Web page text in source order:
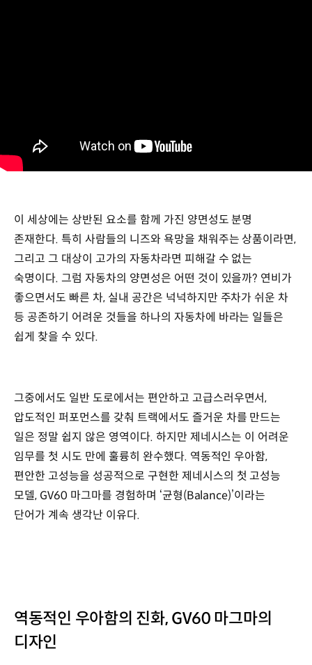
이 세상에는 상반된 요소를 함께 가진 양면성도 분명
존재한다. 특히 사람들의 니즈와 욕망을 채워주는 상품이라면,
그리고 그 대상이 고가의 자동차라면 피해갈 수 없는
숙명이다. 그럼 자동차의 양면성은 어떤 것이 있을까? 연비가
좋으면서도 빠른 차, 실내 공간은 넉넉하지만 주차가 쉬운 차
등 공존하기 어려운 것들을 하나의 자동차에 바라는 일들은
쉽게 찾을 수 있다.
그중에서도 일반 도로에서는 편안하고 고급스러우면서,
압도적인 퍼포먼스를 갖춰 트랙에서도 즐거운 차를 만드는
일은 정말 쉽지 않은 영역이다. 하지만 제네시스는 이 어려운
임무를 첫 시도 만에 훌륭히 완수했다. 역동적인 우아함,
편안한 고성능을 성공적으로 구현한 제네시스의 첫 고성능
모델, GV60 마그마를 경험하며 ‘균형(Balance)’이라는
단어가 계속 생각난 이유다.
역동적인 우아함의 진화, GV60 마그마의
디자인